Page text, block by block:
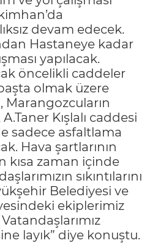
devam edecek.
Hastaneye kadar
yapılacak.
öncelikli caddeler
olmak üzere
Marangozcuların
Kışlalı caddesi
sadece asfaltlama
Hava şartlarının
kısa zaman içinde
sıkıntılarını
Belediyesi ve
ekiplerimiz
Vatandaşlarımız
layık” diye konuştu.